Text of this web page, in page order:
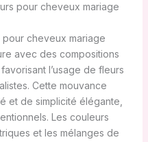
pour cheveux mariage
cheveux mariage
avec des compositions
l’usage de fleurs
Cette mouvance
et de simplicité élégante,
Les couleurs
et les mélanges de